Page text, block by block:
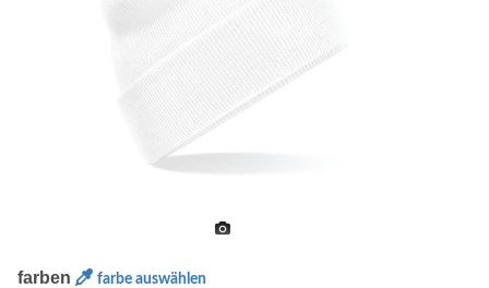
farben farbe auswählen